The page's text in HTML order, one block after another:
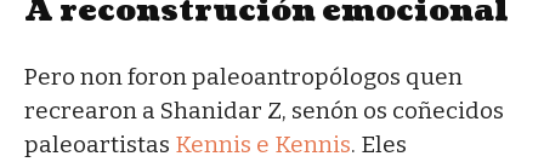
A reconstrución emocional
Pero non foron paleoantropólogos quen
recrearon a Shanidar Z, senón os coñecidos
paleoartistas Kennis e Kennis. Eles